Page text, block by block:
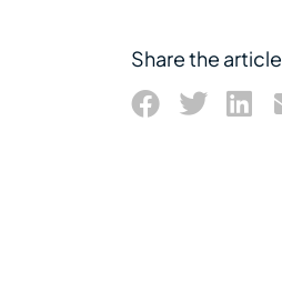
Share the article